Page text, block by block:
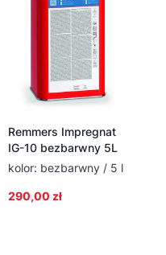
Remmers Impregnat
IG-10 bezbarwny 5L
kolor: bezbarwny / 5 l
290,00 zł